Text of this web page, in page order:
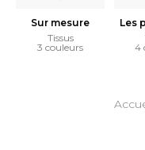
Sur mesure
Tissus
3 couleurs
Les
4